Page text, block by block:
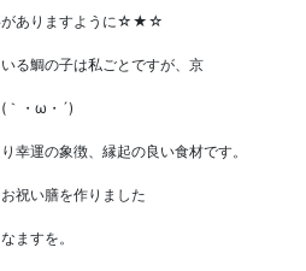
がありますように☆★☆
る鯛の子は私ごとですが、京
｀・ω・´)
幸運の象徴、縁起の良い食材です。
祝い膳を作りました
ますを。